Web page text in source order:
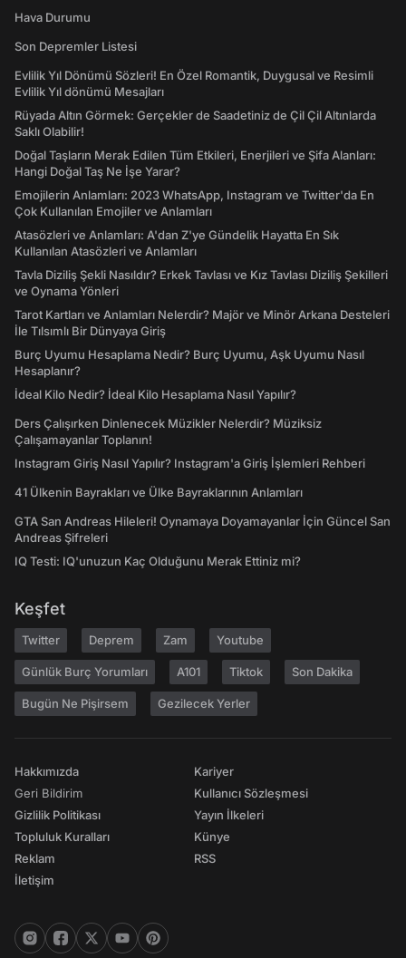
Hava Durumu
Son Depremler Listesi
Evlilik Yıl Dönümü Sözleri! En Özel Romantik, Duygusal ve Resimli
Evlilik Yıl dönümü Mesajları
Rüyada Altın Görmek: Gerçekler de Saadetiniz de Çil Çil Altınlarda
Saklı Olabilir!
Doğal Taşların Merak Edilen Tüm Etkileri, Enerjileri ve Şifa Alanları:
Hangi Doğal Taş Ne İşe Yarar?
Emojilerin Anlamları: 2023 WhatsApp, Instagram ve Twitter'da En
Çok Kullanılan Emojiler ve Anlamları
Atasözleri ve Anlamları: A'dan Z'ye Gündelik Hayatta En Sık
Kullanılan Atasözleri ve Anlamları
Tavla Diziliş Şekli Nasıldır? Erkek Tavlası ve Kız Tavlası Diziliş Şekilleri
ve Oynama Yönleri
Tarot Kartları ve Anlamları Nelerdir? Majör ve Minör Arkana Desteleri
İle Tılsımlı Bir Dünyaya Giriş
Burç Uyumu Hesaplama Nedir? Burç Uyumu, Aşk Uyumu Nasıl
Hesaplanır?
İdeal Kilo Nedir? İdeal Kilo Hesaplama Nasıl Yapılır?
Ders Çalışırken Dinlenecek Müzikler Nelerdir? Müziksiz
Çalışamayanlar Toplanın!
Instagram Giriş Nasıl Yapılır? Instagram'a Giriş İşlemleri Rehberi
41 Ülkenin Bayrakları ve Ülke Bayraklarının Anlamları
GTA San Andreas Hileleri! Oynamaya Doyamayanlar İçin Güncel San
Andreas Şifreleri
IQ Testi: IQ'unuzun Kaç Olduğunu Merak Ettiniz mi?
Keşfet
Twitter Deprem Zam Youtube
Günlük Burç Yorumları A101 Tiktok Son Dakika
Bugün Ne Pişirsem Gezilecek Yerler
Hakkımızda
Geri Bildirim
Gizlilik Politikası
Topluluk Kuralları
Reklam
İletişim
Kariyer
Kullanıcı Sözleşmesi
Yayın İlkeleri
Künye
RSS